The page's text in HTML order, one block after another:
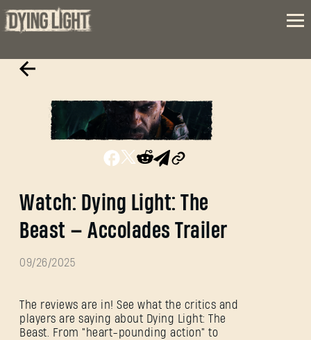
Watch: Dying Light: The
Beast — Accolades Trailer
09/26/2025
The reviews are in! See what the critics and
players are saying about Dying Light: The
Beast. From "heart-pounding action" to